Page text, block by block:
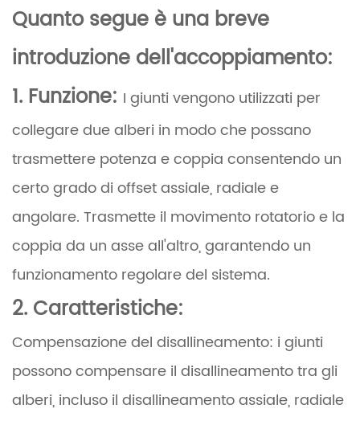
Quanto segue è una breve
introduzione dell'accoppiamento:
1. Funzione: I giunti vengono utilizzati per
collegare due alberi in modo che possano
trasmettere potenza e coppia consentendo un
certo grado di offset assiale, radiale e
angolare. Trasmette il movimento rotatorio e la
coppia da un asse all'altro, garantendo un
funzionamento regolare del sistema.
2. Caratteristiche:
Compensazione del disallineamento: i giunti
possono compensare il disallineamento tra gli
alberi, incluso il disallineamento assiale, radiale